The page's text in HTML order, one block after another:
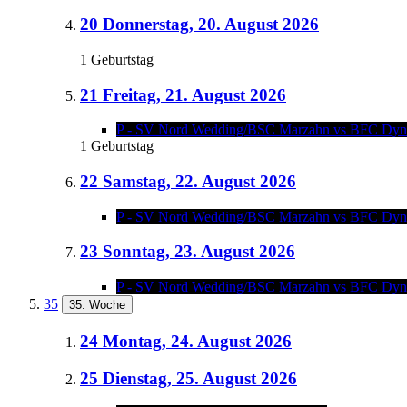
20 Donnerstag, 20. August 2026
1 Geburtstag
21 Freitag, 21. August 2026
P - SV Nord Wedding/BSC Marzahn vs BFC
1 Geburtstag
22 Samstag, 22. August 2026
P - SV Nord Wedding/BSC Marzahn vs BFC
23 Sonntag, 23. August 2026
P - SV Nord Wedding/BSC Marzahn vs BFC
35
35. Woche
24 Montag, 24. August 2026
25 Dienstag, 25. August 2026